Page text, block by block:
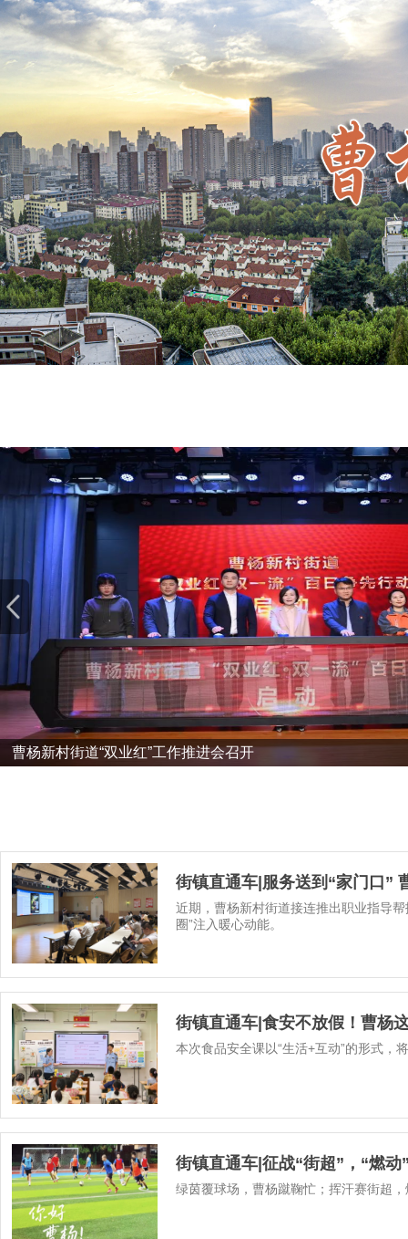
曹杨新村街道“双业红”工作推进会召开
街镇直通车|服务送到“家门口”
近期，曹杨新村街道接连推出职业指导
圈”注入暖心动能。
街镇直通车|食安不放假！曹杨
本次食品安全课以“生活+互动”的形式，
街镇直通车|征战“街超”，“燃动
绿茵覆球场，曹杨蹴鞠忙；挥汗赛街超